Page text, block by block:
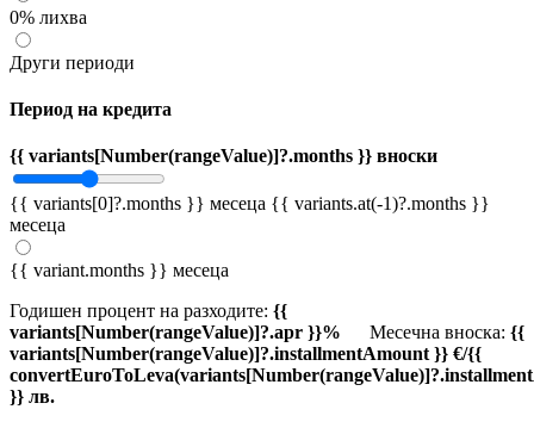
0% лихва
Други периоди
Период на кредита
{{ variants[Number(rangeValue)]?.months }} вноски
{{ variants[0]?.months }} месеца {{ variants.at(-1)?.months }}
месеца
{{ variant.months }} месеца
Годишен процент на разходите: {{
variants[Number(rangeValue)]?.apr }}%
Месечна вноска: {{
variants[Number(rangeValue)]?.installmentAmount }} €/{{
}} лв.